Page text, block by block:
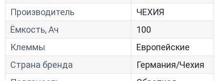
Производитель
ЧЕХИЯ
Ёмкость, Ач
100
Клеммы
Европейские
Страна бренда
Германия/Чехия